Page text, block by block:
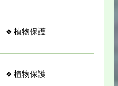
植物保護
植物保護